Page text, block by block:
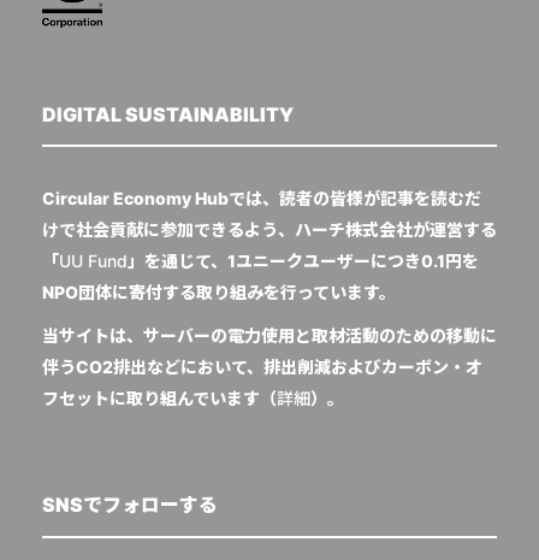
DIGITAL SUSTAINABILITY
Circular Economy Hubでは、読者の皆様が記事を読むだ
けで社会貢献に参加できるよう、ハーチ株式会社が運営する
「UU Fund 」を通じて、1ユニークユーザーにつき0.1円を
NPO団体に寄付する取り組みを行っています。
当サイトは、サーバーの電力使用と取材活動のための移動に
伴うCO2排出などにおいて、排出削減およびカーボン・オ
フセットに取り組んでいます（詳細）。
SNSでフォローする